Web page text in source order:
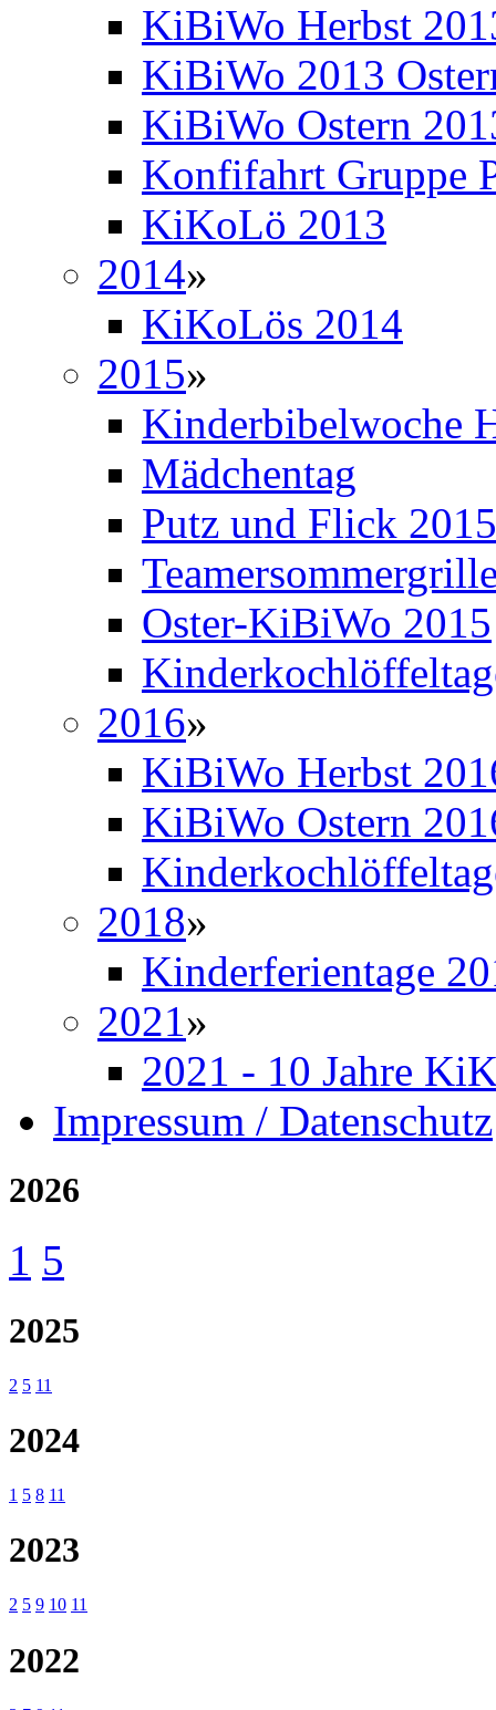
KiBiWo Herbst
KiBiWo 2013
KiBiWo Ostern
Konfifahrt Gruppe
KiKoLö 2013
2014»
KiKoLös 2014
2015»
Kinderbibelwoche
Mädchentag
Putz und Flick 2015
Oster-KiBiWo 2015
2016»
KiBiWo Herbst
KiBiWo Ostern
2018»
Kinderferientage
2021»
2021 - 10 Jahre
Impressum / Datenschutz
2026
1 5
2025
2 5 11
2024
1 5 8 11
2023
2 5 9 10 11
2022